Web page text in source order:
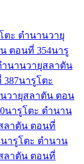
ตะ ตำนานวายุ
ตอนที่ 354นารู
ำนานวายุสลาตัน
387นารูโตะ
วายุสลาตัน ตอน
นารูโตะ ตำนาน
ลาตัน ตอนที่
นารูโตะ ตำนาน
ลาตัน ตอนที่